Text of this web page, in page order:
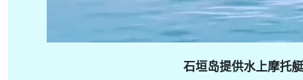
石垣岛提供水上摩托艇